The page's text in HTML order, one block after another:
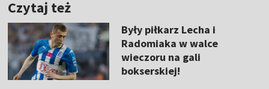
Czytaj też
Były piłkarz Lecha i
Radomiaka w walce
wieczoru na gali
bokserskiej!